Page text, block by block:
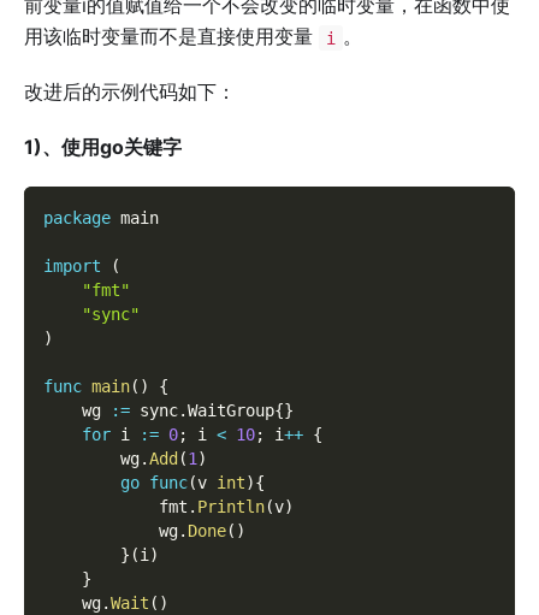
前变量i的值赋值给一个不会改变的临时变量，在函数中使
用该临时变量而不是直接使用变量
i 。
改进后的示例代码如下：
1)、使用go关键字
package main
import
(
"fmt"
"sync"
)
func main( )
{
    wg
:= sync.WaitGroup{}
for i := 0; i < 10; i++ {
        wg
.Add (1)
go func(v int){
            fmt
. Println(v)
            wg
. Done( )
} (i)
}
    wg
.Wait ( )